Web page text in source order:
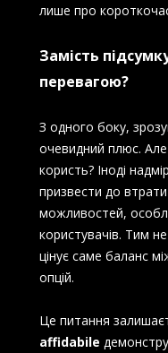
лише про
Замість
перевагою?
З одного боку,
очевидний плюс.
користь? Іноді
призвести до
можливостей,
користувачів. Тим
цінує саме баланс
опцій.
Це питання
affidabile